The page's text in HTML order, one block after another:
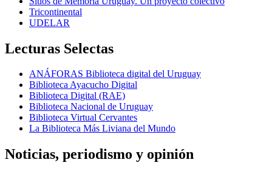
Tricontinental
UDELAR
Lecturas Selectas
ANÁFORAS Biblioteca digital del Uruguay
Biblioteca Ayacucho Digital
Biblioteca Digital (RAE)
Biblioteca Nacional de Uruguay
Biblioteca Virtual Cervantes
La Biblioteca Más Liviana del Mundo
Noticias, periodismo y opinión